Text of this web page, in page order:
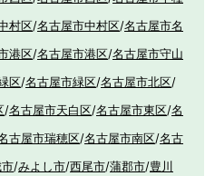
村区/名古屋市中村区/名古屋市名
港区/名古屋市港区/名古屋市守山
区/名古屋市緑区/名古屋市北区/
/名古屋市天白区/名古屋市東区/名
古屋市瑞穂区/名古屋市南区/名古
/みよし市/西尾市/蒲郡市/豊川